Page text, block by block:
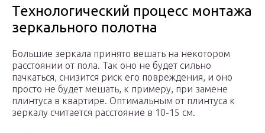
Технологический процесс монтажа
зеркального полотна
Большие зеркала принято вешать на некотором
расстоянии от пола. Так оно не будет сильно
пачкаться, снизится риск его повреждения, и оно
просто не будет мешать, к примеру, при замене
плинтуса в квартире. Оптимальным от плинтуса к
зеркалу считается расстояние в 10-15 см.